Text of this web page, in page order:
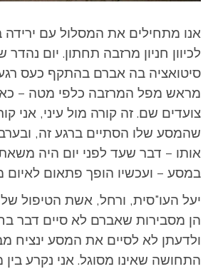
אנו מתחילים את המסלול עם
לכיוון חניון מרזבה תחתון. יום נהדר
סיטואציה בה אברם בהתקף כעס
מראש מפל המרזבה כלפי מטה –
צועדים שם. זה קורה מול עיני, אני
שהמסע שלו הסתיים ברגע זה,
אותו – דבר שעד לפני יום היה
במסע – ועכשיו הופך פתאום לאיום
יעל העו"סית, ורחל, אשת הטיפול
הן מסבירות שאברם לא סיים דבר
ולדעתן לא לסיים את המסע ינציח
התחושה שאינו מסוגל. אני נקרע בין